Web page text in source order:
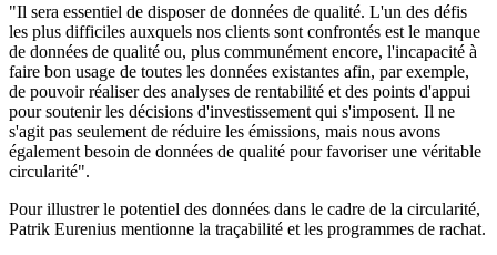
"Il sera essentiel de disposer de données de qualité. L'un des défis
les plus difficiles auxquels nos clients sont confrontés est le manque
de données de qualité ou, plus communément encore, l'incapacité à
faire bon usage de toutes les données existantes afin, par exemple,
de pouvoir réaliser des analyses de rentabilité et des points d'appui
pour soutenir les décisions d'investissement qui s'imposent. Il ne
s'agit pas seulement de réduire les émissions, mais nous avons
également besoin de données de qualité pour favoriser une véritable
circularité".
Pour illustrer le potentiel des données dans le cadre de la circularité,
Patrik Eurenius mentionne la traçabilité et les programmes de rachat.